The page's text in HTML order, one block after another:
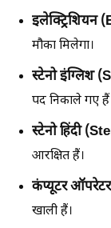
इलेक्ट्रिशियन
मौका मिलेगा।
स्टेनो इंग्लिश
पद निकाले गए
स्टेनो हिंदी
आरक्षित हैं।
कंप्यूटर
खाली हैं।